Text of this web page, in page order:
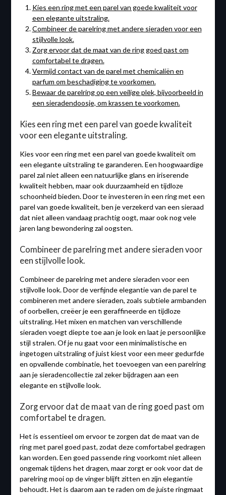
Kies een ring met een parel van goede kwaliteit voor
een elegante uitstraling.
Combineer de parelring met andere sieraden voor een
stijlvolle look.
Zorg ervoor dat de maat van de ring goed past om
comfortabel te dragen.
Vermijd contact van de parel met chemicaliën en
parfum om beschadiging te voorkomen.
Bewaar de parelring op een veilige plek, bijvoorbeeld in
een sieradendoosje, om krassen te voorkomen.
Kies een ring met een parel van goede kwaliteit
voor een elegante uitstraling.
Kies voor een ring met een parel van goede kwaliteit om
een ​​elegante uitstraling te garanderen. Een hoogwaardige
parel zal niet alleen een natuurlijke glans en iriserende
kwaliteit hebben, maar ook duurzaamheid en tijdloze
schoonheid bieden. Door te investeren in een ring met een
parel van goede kwaliteit, ben je verzekerd van een sieraad
dat niet alleen vandaag prachtig oogt, maar ook nog vele
jaren lang bewondering zal oogsten.
Combineer de parelring met andere sieraden voor
een stijlvolle look.
Combineer de parelring met andere sieraden voor een
stijlvolle look. Door de verfijnde elegantie van de parel te
combineren met andere sieraden, zoals subtiele armbanden
of oorbellen, creëer je een geraffineerde en tijdloze
uitstraling. Het mixen en matchen van verschillende
sieraden voegt diepte toe aan je look en laat je persoonlijke
stijl stralen. Of je nu gaat voor een minimalistische en
ingetogen uitstraling of juist kiest voor een meer gedurfde
en opvallende combinatie, het toevoegen van een parelring
aan je sieradencollectie zal zeker bijdragen aan een
elegante en stijlvolle look.
Zorg ervoor dat de maat van de ring goed past om
comfortabel te dragen.
Het is essentieel om ervoor te zorgen dat de maat van de
ring met parel goed past, zodat deze comfortabel gedragen
kan worden. Een goed passende ring voorkomt niet alleen
ongemak tijdens het dragen, maar zorgt er ook voor dat de
parelring mooi op de vinger blijft zitten en zijn elegantie
behoudt. Het is daarom aan te raden om de juiste ringmaat